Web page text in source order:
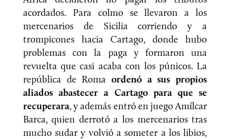
acordados. Para colmo se llevaron a los
mercenarios de Sicilia corriendo y a
trompicones hacia Cartago, donde hubo
problemas con la paga y formaron una
revuelta que casi acaba con los púnicos. La
república de Roma ordenó a sus propios
aliados abastecer a Cartago para que se
recuperara, y además entró en juego Amílcar
Barca, quien derrotó a los mercenarios tras
mucho sudar y volvió a someter a los libios,